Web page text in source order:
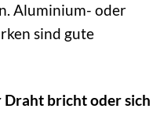
Aluminium- oder
sind gute
Draht bricht oder sich